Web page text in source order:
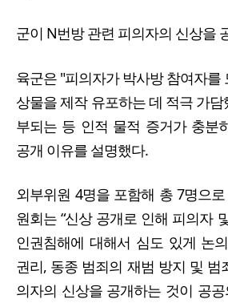
군이 N번방 관련 피의자의 신상을
육군은 "피의자가 박사방 참여자를
상물을 제작 유포하는 데 적극 가
부되는 등 인적 물적 증거가 충분
공개 이유를 설명했다.
외부위원 4명을 포함해 총 7명으
원회는 “신상 공개로 인해 피의자
인권침해에 대해서 심도 있게 논
권리, 동종 범죄의 재범 방지 및 범
의자의 신상을 공개하는 것이 공